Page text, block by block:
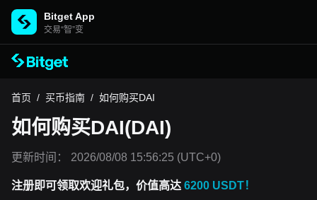
Bitget App
交易“智”变
首页 / 买币指南 / 如何购买DAI
如何购买DAI(DAI)
更新时间： 2026/08/08 15:56:25 (UTC+0)
注册即可领取欢迎礼包，价值高达 6200 USDT！